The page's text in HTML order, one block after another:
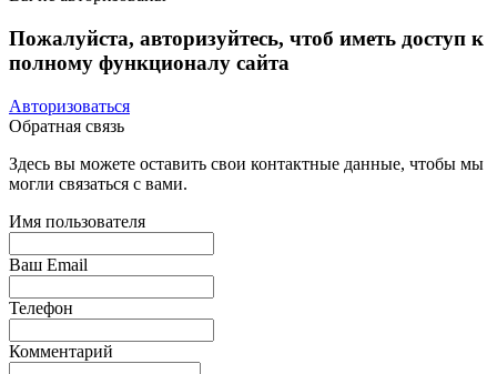
Пожалуйста, авторизуйтесь, чтоб иметь доступ к
полному функционалу сайта
Авторизоваться
Обратная связь
Здесь вы можете оставить свои контактные данные, чтобы мы
могли связаться с вами.
Имя пользователя
Ваш Email
Телефон
Комментарий